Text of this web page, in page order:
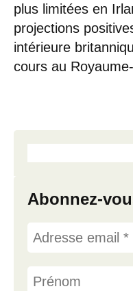
plus limitées en
projections
intérieure
cours au
Abonnez-